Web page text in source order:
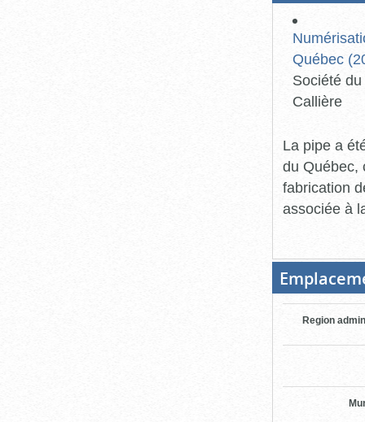
Québec
Société
Callière
La pipe a
du Québec,
fabrication
associée à
Region